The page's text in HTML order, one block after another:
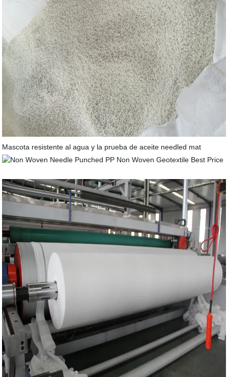
Mascota resistente al agua y la prueba de aceite needled mat